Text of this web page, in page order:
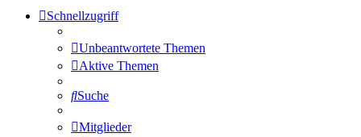
Schnellzugriff
Unbeantwortete Themen
Aktive Themen
Suche
Mitglieder